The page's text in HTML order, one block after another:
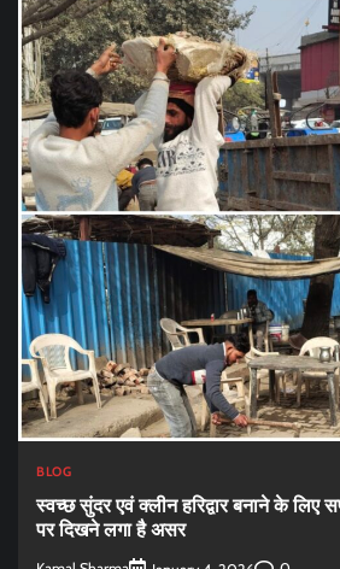
BLOG
स्वच्छ सुंदर एवं क्लीन हरिद्वार बनाने के लिए
पर दिखने लगा है असर